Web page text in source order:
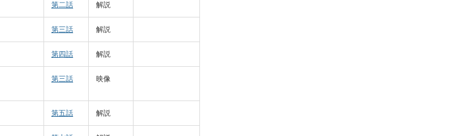
第二話 解説
第三話 解説
第四話 解説
第三話 映像
第五話 解説